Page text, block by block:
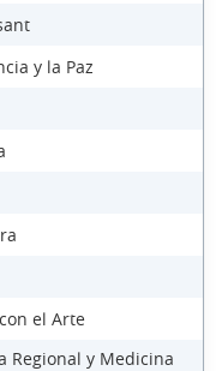
y la Paz
el Arte
Regional y Medicina